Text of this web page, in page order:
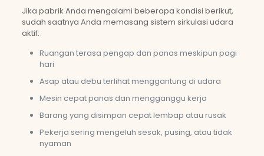
Jika pabrik Anda mengalami beberapa kondisi berikut,
sudah saatnya Anda memasang sistem sirkulasi udara
aktif:
Ruangan terasa pengap dan panas meskipun pagi
hari
Asap atau debu terlihat menggantung di udara
Mesin cepat panas dan mengganggu kerja
Barang yang disimpan cepat lembap atau rusak
Pekerja sering mengeluh sesak, pusing, atau tidak
nyaman